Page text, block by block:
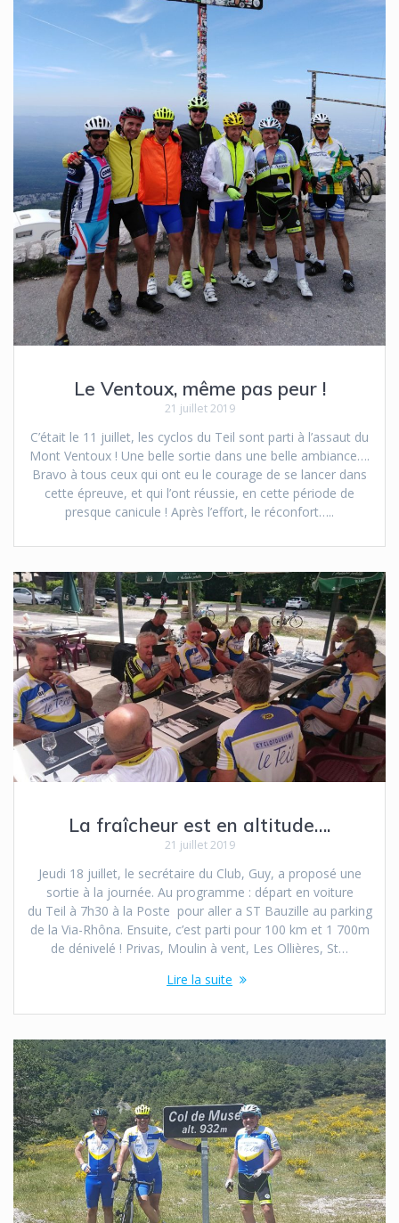
Le Ventoux, même pas peur !
21 juillet 2019
C’était le 11 juillet, les cyclos du Teil sont parti à l’assaut du
Mont Ventoux ! Une belle sortie dans une belle ambiance….
Bravo à tous ceux qui ont eu le courage de se lancer dans
cette épreuve, et qui l’ont réussie, en cette période de
presque canicule ! Après l’effort, le réconfort…..
La fraîcheur est en altitude….
21 juillet 2019
Jeudi 18 juillet, le secrétaire du Club, Guy, a proposé une
sortie à la journée. Au programme : départ en voiture
du Teil à 7h30 à la Poste pour aller a ST Bauzille au parking
de la Via-Rhôna. Ensuite, c’est parti pour 100 km et 1 700m
de dénivelé ! Privas, Moulin à vent, Les Ollières, St…
Lire la suite